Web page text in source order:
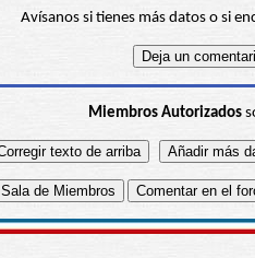
Avísanos si tienes más datos o si
Miembros Autorizados